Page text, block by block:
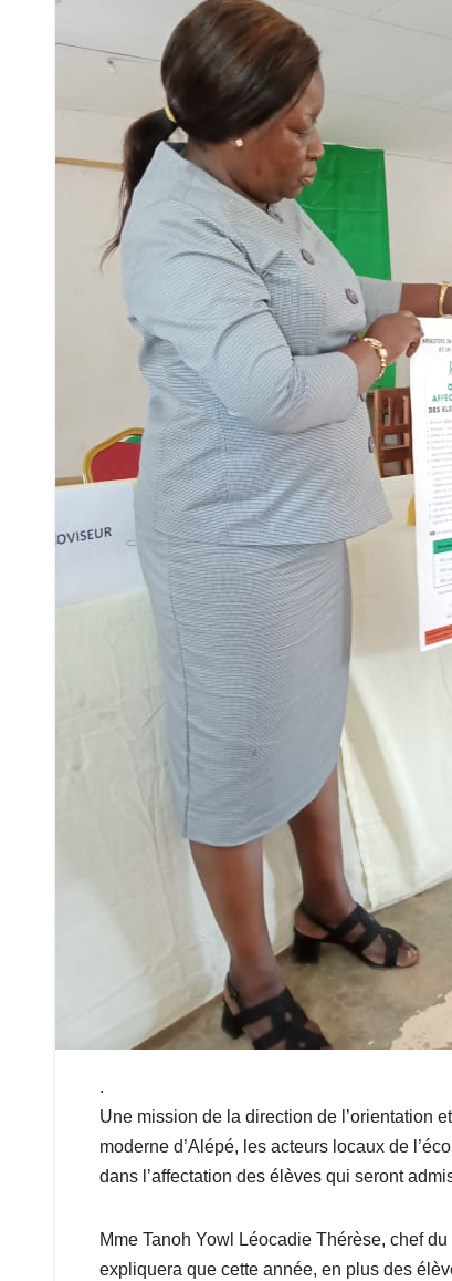
.
Une mission de la direction de l’orientation
moderne d’Alépé, les acteurs locaux de
dans l’affectation des élèves qui seront
Mme Tanoh Yowl Léocadie Thérèse, chef
expliquera que cette année, en plus des